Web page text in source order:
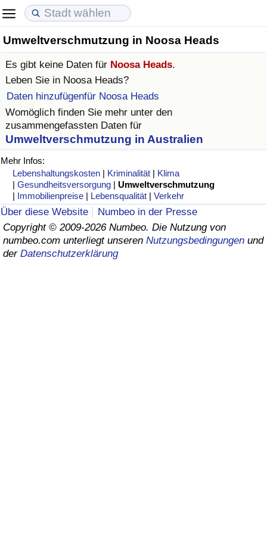
Umweltverschmutzung in Noosa Heads
Es gibt keine Daten für Noosa Heads.
Leben Sie in Noosa Heads?
Daten hinzufügenfür Noosa Heads
Womöglich finden Sie mehr unter den
zusammengefassten Daten für
Umweltverschmutzung in Australien
Mehr Infos:
Lebenshaltungskosten | Kriminalität | Klima
|Gesundheitsversorgung |Umweltverschmutzung
| Immobilienpreise | Lebensqualität |Verkehr
Über diese Website
Numbeo in der Presse
Copyright © 2009-2026 Numbeo. Die Nutzung von
numbeo.com unterliegt unseren Nutzungsbedingungen und
der Datenschutzerklärung
Lebenshaltungskosten
Lebenshaltungskosten-Index (aktuell)
Lebenshaltungskosten-Index
Lebenshaltungskosten-Index nach Land
in Akaba
Immobilienpreise
Immobilienpreis-Index (aktuell)
Immobilienpreis-Index
Immobilienpreis-Index nach Land
Lebensqualität
Lebensqualität-Index
Lebensqualität-Index (aktuell)
Lebensqualitätsindex nach Land
Kriminalität
Kriminalitäts-Index (aktuell)
Kriminalitäts-Index
Kriminalitätsindex nach Land